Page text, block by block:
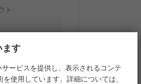
ト
す
ービスを提供し、表示されるコンテ
使用しています。詳細については、